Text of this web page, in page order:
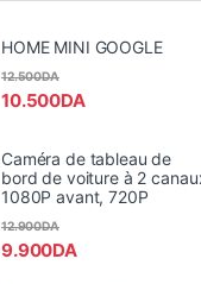
HOME MINI GOOGLE
10.500DA
12.500DA
Caméra de tableau de
bord de voiture à 2
1080P avant, 720P
9.900DA
12.900DA